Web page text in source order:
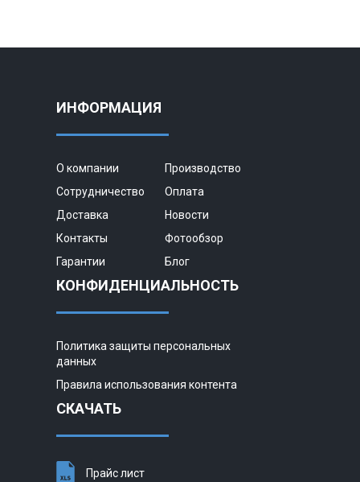
ИНФОРМАЦИЯ
О компании
Производство
Сотрудничество
Оплата
Доставка
Новости
Контакты
Фотообзор
Гарантии
Блог
КОНФИДЕНЦИАЛЬНОСТЬ
Политика защиты персональных
данных
Правила использования контента
СКАЧАТЬ
Прайс лист